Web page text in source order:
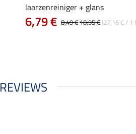
laarzenreiniger + glans
8,49 €10,95 € (27,16 € / 1
6,79 €
REVIEWS